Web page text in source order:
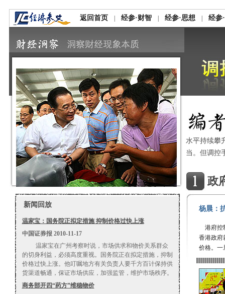
返回首页 经参·财智 经参·思想 经参
水平持续攀
当。但调控
政
新闻回放
温家宝：国务院正拟定措施 抑制价格过快上涨
中国证券报 2010-11-17
温家宝在广州考察时说，市场供求和物价关系群众
的切身利益，必须高度重视。国务院正在拟定措施，抑制
价格过快上涨。他叮嘱地方有关负责人要千方百计保持供
货渠道畅通，保证市场供应，加强监管，维护市场秩序。
商务部开四“药方”维稳物价
杨晨：
港府控
香港政府
价格。一